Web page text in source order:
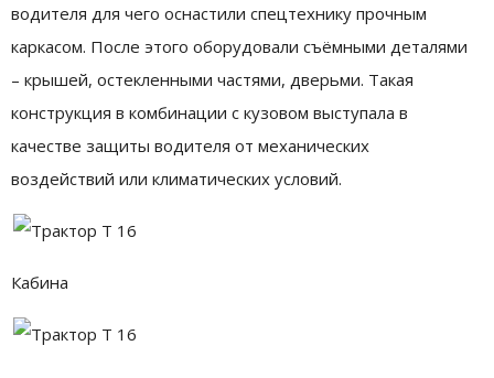
водителя для чего оснастили спецтехнику прочным
каркасом. После этого оборудовали съёмными деталями
– крышей, остекленными частями, дверьми. Такая
конструкция в комбинации с кузовом выступала в
качестве защиты водителя от механических
воздействий или климатических условий.
Кабина